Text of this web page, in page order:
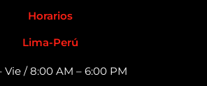
Horarios
Lima-Perú
Vie / 8:00 AM – 6:00 PM